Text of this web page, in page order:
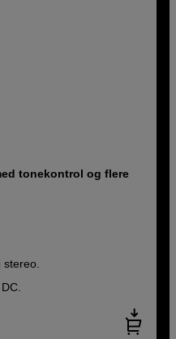
tonekontrol og flere